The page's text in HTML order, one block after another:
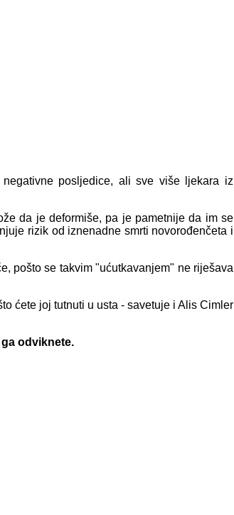
posljedice, ali sve više ljekara iz
da je deformiše, pa je pametnije da im se
rizik od iznenadne smrti novorođenčeta i
pošto se takvim "ućutkavanjem" ne riješava
ćete joj tutnuti u usta - savetuje i Alis Cimler
odviknete.